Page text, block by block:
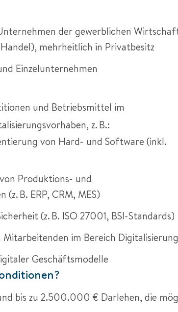
der gewerblichen
mehrheitlich in Privatbesitz
Einzelunternehmen
und Betriebsmittel im
z. B.:
von Hard- und Software (inkl.
Produktions- und
B. ERP, CRM, MES)
(z. B. ISO 27001, BSI-Standards)
im Bereich Digitalisierung
Geschäftsmodelle
bis zu 2.500.000 € Darlehen, die